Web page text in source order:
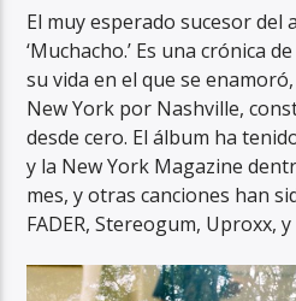
El muy esperado sucesor del
‘Muchacho.’ Es una crónica
su vida en el que se
New York por Nashville,
desde cero. El álbum ha
y la New York Magazine
mes, y otras canciones han
FADER, Stereogum, Uproxx, y